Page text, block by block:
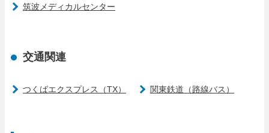
筑波メディカルセンター
交通関連
つくばエクスプレス（TX） 関東鉄道（路線バス）